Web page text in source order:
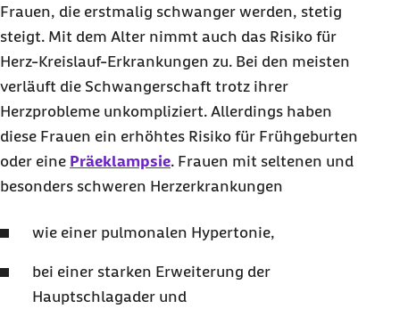
Frauen, die erstmalig schwanger werden, stetig
steigt. Mit dem Alter nimmt auch das Risiko für
Herz-Kreislauf-Erkrankungen zu. Bei den meisten
verläuft die Schwangerschaft trotz ihrer
Herzprobleme unkompliziert. Allerdings haben
diese Frauen ein erhöhtes Risiko für Frühgeburten
oder eine Präeklampsie. Frauen mit seltenen und
besonders schweren Herzerkrankungen
wie einer pulmonalen Hypertonie,
bei einer starken Erweiterung der
Hauptschlagader und